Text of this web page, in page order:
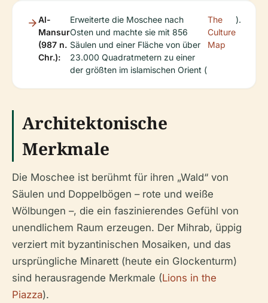
Al-
Mansur
(987 n.
Chr.):
Erweiterte die Moschee nach
Osten und machte sie mit 856
Säulen und einer Fläche von über
23.000 Quadratmetern zu einer
der größten im islamischen Orient (
The
Culture
Map
).
Architektonische
Merkmale
Die Moschee ist berühmt für ihren „Wald“ von
Säulen und Doppelbögen – rote und weiße
Wölbungen –, die ein faszinierendes Gefühl von
unendlichem Raum erzeugen. Der Mihrab, üppig
verziert mit byzantinischen Mosaiken, und das
ursprüngliche Minarett (heute ein Glockenturm)
sind herausragende Merkmale (Lions in the
Piazza).